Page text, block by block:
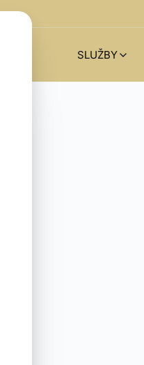
SLUŽBY